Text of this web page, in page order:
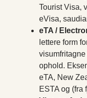
Tourist Visa,
eVisa,
eTA /
lettere form
ophold.
eTA, New
ESTA og (fra